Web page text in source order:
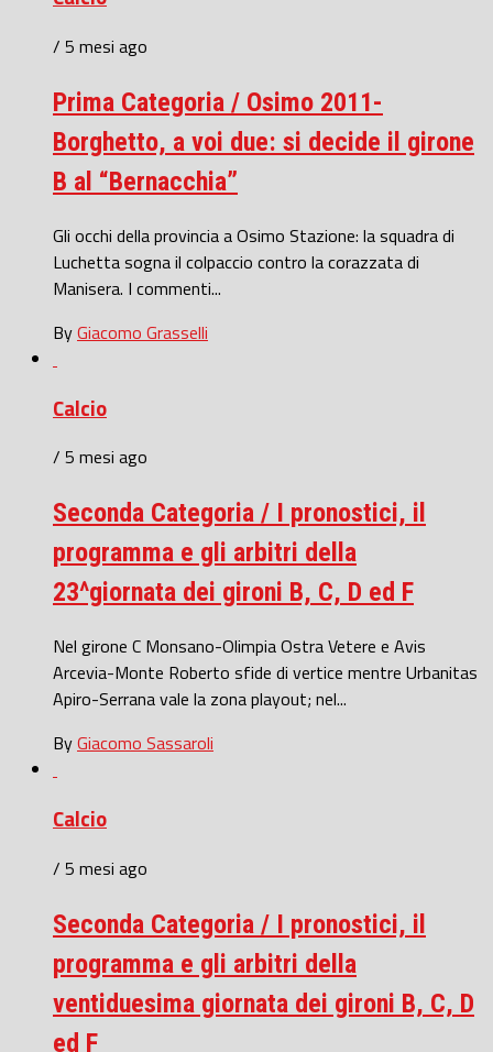
/ 5 mesi ago
Prima Categoria / Osimo 2011-
Borghetto, a voi due: si decide il girone
B al “Bernacchia”
Gli occhi della provincia a Osimo Stazione: la squadra di
Luchetta sogna il colpaccio contro la corazzata di
Manisera. I commenti...
ByGiacomo Grasselli
Calcio
/ 5 mesi ago
Seconda Categoria / I pronostici, il
programma e gli arbitri della
23^giornata dei gironi B, C, D ed F
Nel girone C Monsano-Olimpia Ostra Vetere e Avis
Arcevia-Monte Roberto sfide di vertice mentre Urbanitas
Apiro-Serrana vale la zona playout; nel...
ByGiacomo Sassaroli
Calcio
/ 5 mesi ago
Seconda Categoria / I pronostici, il
programma e gli arbitri della
ventiduesima giornata dei gironi B, C, D
ed F